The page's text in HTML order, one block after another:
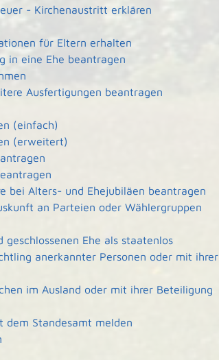
- Kirchenaustritt erklären
für Eltern erhalten
in eine Ehe beantragen
Ausfertigungen beantragen
(einfach)
(erweitert)
bei Alters- und Ehejubiläen beantragen
an Parteien oder Wählergruppen
Ehe als staatenlos
anerkannter Personen oder mit ihrer
im Ausland oder mit ihrer Beteiligung
dem Standesamt melden